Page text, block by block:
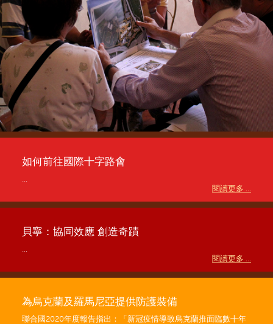
如何前往國際十字路會
...
閱讀更多 ...
貝寧：協同效應 創造奇蹟
...
閱讀更多 ...
為烏克蘭及羅馬尼亞提供防護裝備
聯合國2020年度報告指出：「新冠疫情導致烏克蘭推面臨數十年